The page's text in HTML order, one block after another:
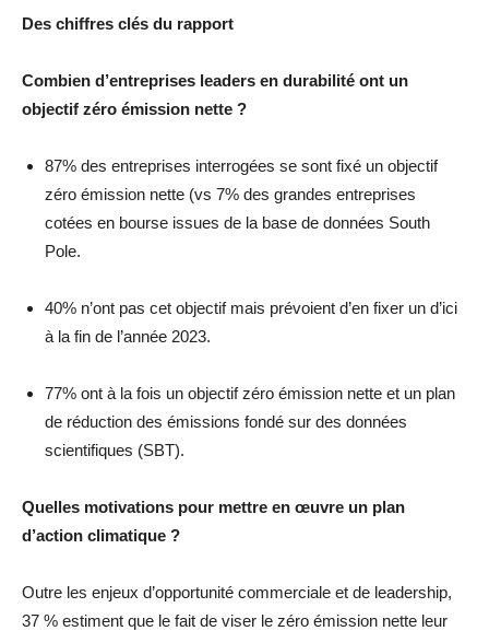
Des chiffres clés du rapport
Combien d’entreprises leaders en durabilité ont un
objectif zéro émission nette ?
87% des entreprises interrogées se sont fixé un objectif
zéro émission nette (vs 7% des grandes entreprises
cotées en bourse issues de la base de données South
Pole.
40% n’ont pas cet objectif mais prévoient d’en fixer un d’ici
à la fin de l’année 2023.
77% ont à la fois un objectif zéro émission nette et un plan
de réduction des émissions fondé sur des données
scientifiques (SBT).
Quelles motivations pour mettre en œuvre un plan
d’action climatique ?
Outre les enjeux d’opportunité commerciale et de leadership,
37 % estiment que le fait de viser le zéro émission nette leur